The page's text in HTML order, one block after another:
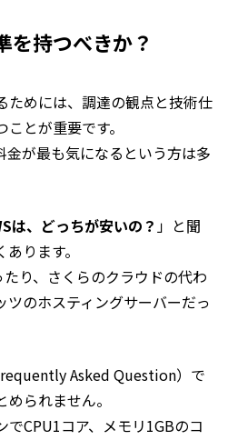
を持つべきか？
ためには、調達の観点と技術仕
とが重要です。
金が最も気になるという方は多
は、どっちが安いの？ 」と聞
ります。
り、さくらのクラウドの代わ
ツのホスティングサーバーだっ
Asked Question）で
られません。
CPU1コア、メモリ1GBのコ